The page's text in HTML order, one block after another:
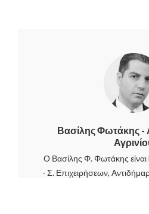
Βασίλης Φωτάκης -
Ο Βασίλης Φ. Φωτάκης
- Σ. Επιχειρήσεων,